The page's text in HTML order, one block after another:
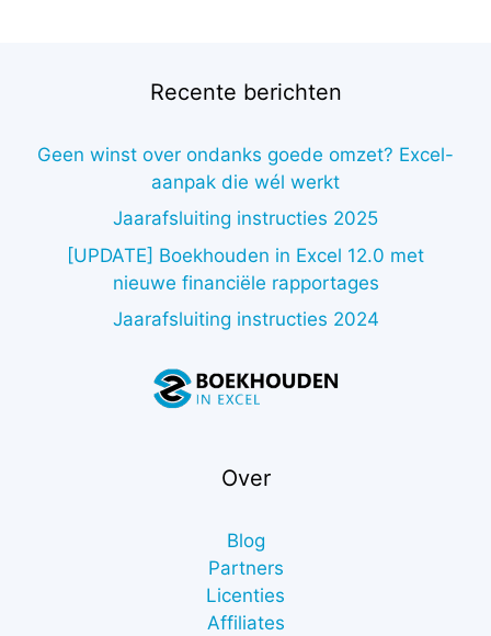
Recente berichten
Geen winst over ondanks goede omzet? Excel-
aanpak die wél werkt
Jaarafsluiting instructies 2025
[UPDATE] Boekhouden in Excel 12.0 met
nieuwe financiële rapportages
Jaarafsluiting instructies 2024
Over
Blog
Partners
Licenties
Affiliates